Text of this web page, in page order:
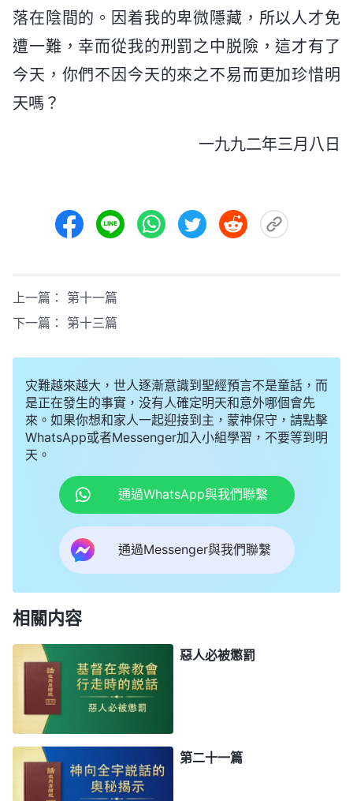
落在陰間的。因着我的卑微隱藏，所以人才免
遭一難，幸而從我的刑罰之中脱險，這才有了
今天，你們不因今天的來之不易而更加珍惜明
天嗎？
一九九二年三月八日
上一篇： 第十一篇
下一篇： 第十三篇
灾難越來越大，世人逐漸意識到聖經預言不是童話，而
是正在發生的事實，没有人確定明天和意外哪個會先
來。如果你想和家人一起迎接到主，蒙神保守，請點擊
WhatsApp或者Messenger加入小組學習，不要等到明
天。
通過WhatsApp與我們聯繫
通過Messenger與我們聯繫
相關内容
惡人必被懲罰
第二十一篇